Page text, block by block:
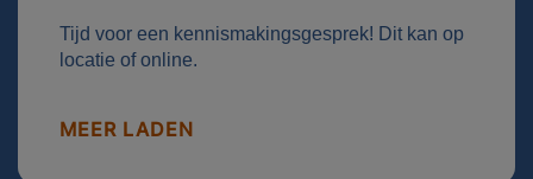
Tijd voor een kennismakingsgesprek! Dit kan op
locatie of online.
MEER LADEN